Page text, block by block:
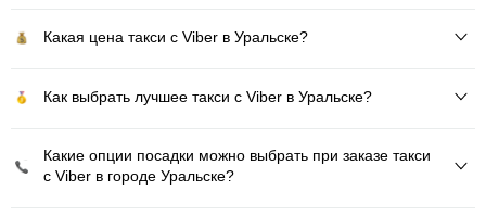
Какая цена такси с Viber в Уральске?
Как выбрать лучшее такси с Viber в Уральске?
Какие опции посадки можно выбрать при заказе такси
с Viber в городе Уральске?